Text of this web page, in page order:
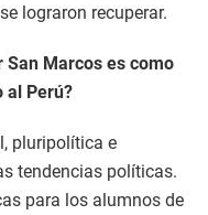
lograron recuperar.
Marcos es como
al Perú?
pluripolítica e
tendencias políticas.
para los alumnos de